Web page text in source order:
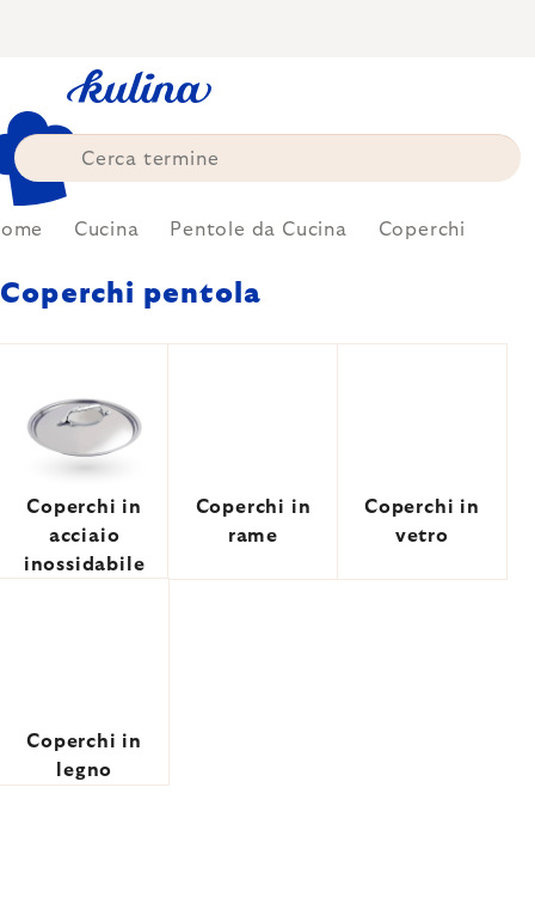
Cucina Pentole da Cucina Coperchi
Coperchi pentola
Coperchi in
acciaio
inossidabile
Coperchi in
rame
Coperchi in
vetro
Coperchi in
legno